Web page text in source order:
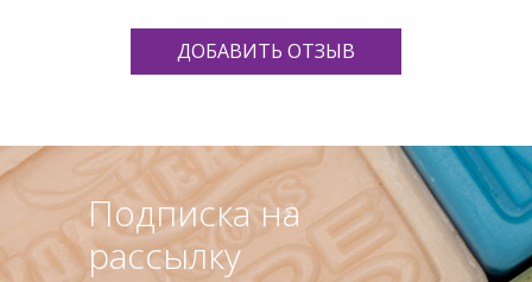
ДОБАВИТЬ ОТЗЫВ
Подписка на
рассылку